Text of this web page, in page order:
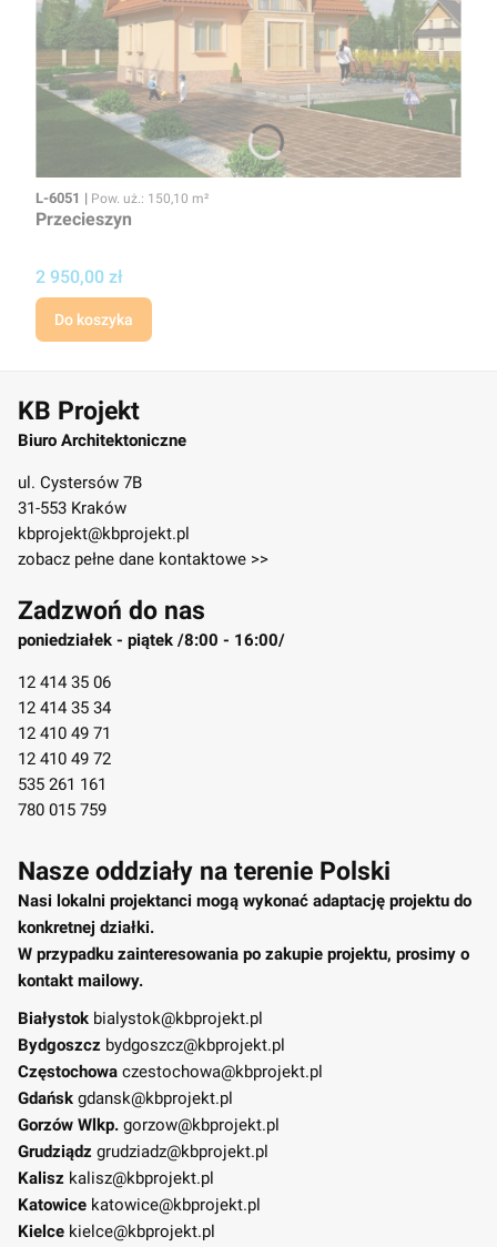
Kod
L-6051 Powierzchnia użytkowa
Pow. uż.: 150,10 m²
Przecieszyn
Cena
2 950,00 zł
Do koszyka
KB Projekt
Biuro Architektoniczne
ul. Cystersów 7B
31-553 Kraków
kbprojekt@kbprojekt.pl
zobacz pełne dane kontaktowe >>
Zadzwoń do nas
poniedziałek - piątek /8:00 - 16:00/
12 414 35 06
12 414 35 34
12 410 49 71
12 410 49 72
535 261 161
780 015 759
Nasze oddziały na terenie Polski
Nasi lokalni projektanci mogą wykonać adaptację projektu do
konkretnej działki.
W przypadku zainteresowania po zakupie projektu, prosimy o
kontakt mailowy.
Białystok bialystok@kbprojekt.pl
Bydgoszcz bydgoszcz@kbprojekt.pl
Częstochowa czestochowa@kbprojekt.pl
Gdańsk gdansk@kbprojekt.pl
Gorzów Wlkp. gorzow@kbprojekt.pl
Grudziądz grudziadz@kbprojekt.pl
Kalisz kalisz@kbprojekt.pl
Katowice katowice@kbprojekt.pl
Kielce kielce@kbprojekt.pl